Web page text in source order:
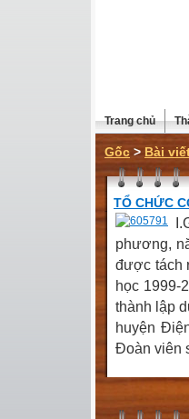
Trang chủ
Gốc > Bài
TỔ CHỨC
phương,
được tách
học
thành lập
huyện
Đoàn viên